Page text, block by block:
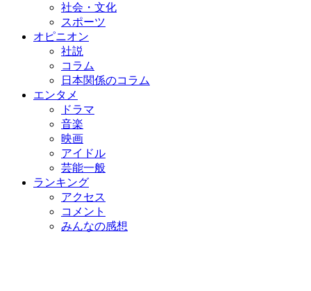
社会・文化
スポーツ
オピニオン
社説
コラム
日本関係のコラム
エンタメ
ドラマ
音楽
映画
アイドル
芸能一般
ランキング
アクセス
コメント
みんなの感想